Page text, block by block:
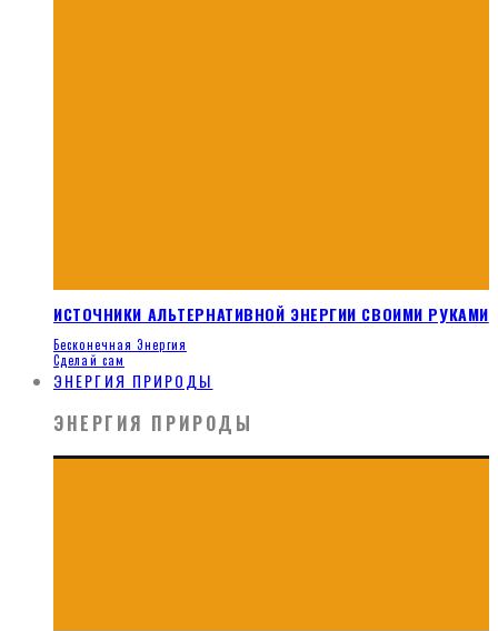
ИСТОЧНИКИ АЛЬТЕРНАТИВНОЙ ЭНЕРГИИ СВОИМИ РУКАМИ
Бесконечная Энергия
Сделай сам
ЭНЕРГИЯ ПРИРОДЫ
ЭНЕРГИЯ ПРИРОДЫ